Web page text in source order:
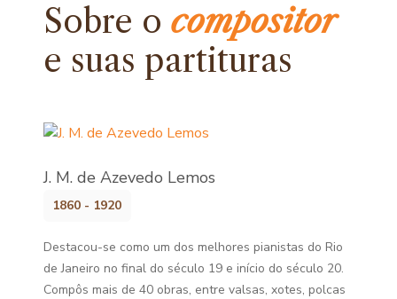
Sobre ocompositor
e suas partituras
J. M. de Azevedo Lemos
1860 - 1920
Destacou-se como um dos melhores pianistas do Rio
de Janeiro no final do século 19 e início do século 20.
Compôs mais de 40 obras, entre valsas, xotes, polcas